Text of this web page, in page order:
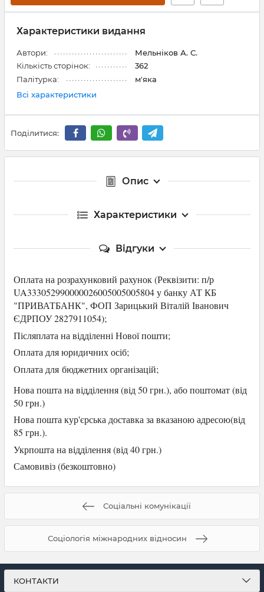
Характеристики видання
Автори:
Мельніков А. С.
Кількість сторінок:
362
Палітурка:
м'яка
Всі характеристики
Поділитися:
Опис
Характеристики
Відгуки
Оплата на розрахунковий рахунок (Реквізити: п/р
UA333052990000026005005005804 у банку АТ КБ
"ПРИВАТБАНК", ФОП Зарицький Віталій Іванович
ЄДРПОУ 2827911054);
Післяплата на відділенні Нової пошти;
Оплата для юридичних осіб;
Оплата для бюджетних організацій;
Нова пошта на відділення (від 50 грн.), абопоштомат (від
50 грн.)
Нова пошта кур'єрська доставка за вказаною адресою(від
85 грн.).
Укрпошта на відділення (від 40 грн.)
Самовивіз (безкоштовно)
Соціальні комунікації
Соціологія міжнародних відносин
КОНТАКТИ